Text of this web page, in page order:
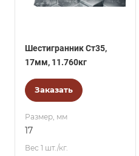
Шестигранник Ст35,
17мм, 11.760кг
Заказать
Размер, мм
17
Вес 1 шт./кг.